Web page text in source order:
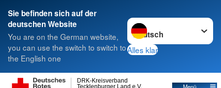
Sie befinden sich auf der
deutschen Website
You are on the German website,
you can use the switch to switch to
the English one
Sprache wechseln zu
Alles klar
Tecklenburger Land e.V.
DRK-Kreisverband
Suche
Aktuelles